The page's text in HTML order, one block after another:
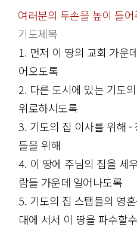
여러분의 두손을 높이 들
기도제목
1. 먼저 이 땅의 교회 가운
어오도록
2. 다른 도시에 있는 기도
위로하시도록
3. 기도의 집 이사를 위해
들을 위해
4. 이 땅에 주님의 집을 세
람들 가운데 일어나도록
5. 기도의 집 스탭들의 영
대에 서서 이 땅을 파수할